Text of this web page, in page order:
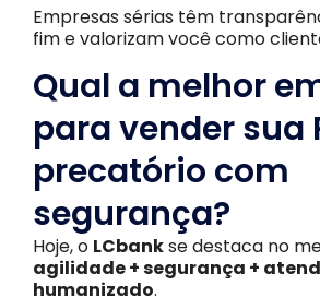
Empresas sérias têm
fim e valorizam você como
Qual a melhor
para vender sua
precatório com
segurança?
Hoje, o LCbankse destaca no
agilidade + segurança +
humanizado.